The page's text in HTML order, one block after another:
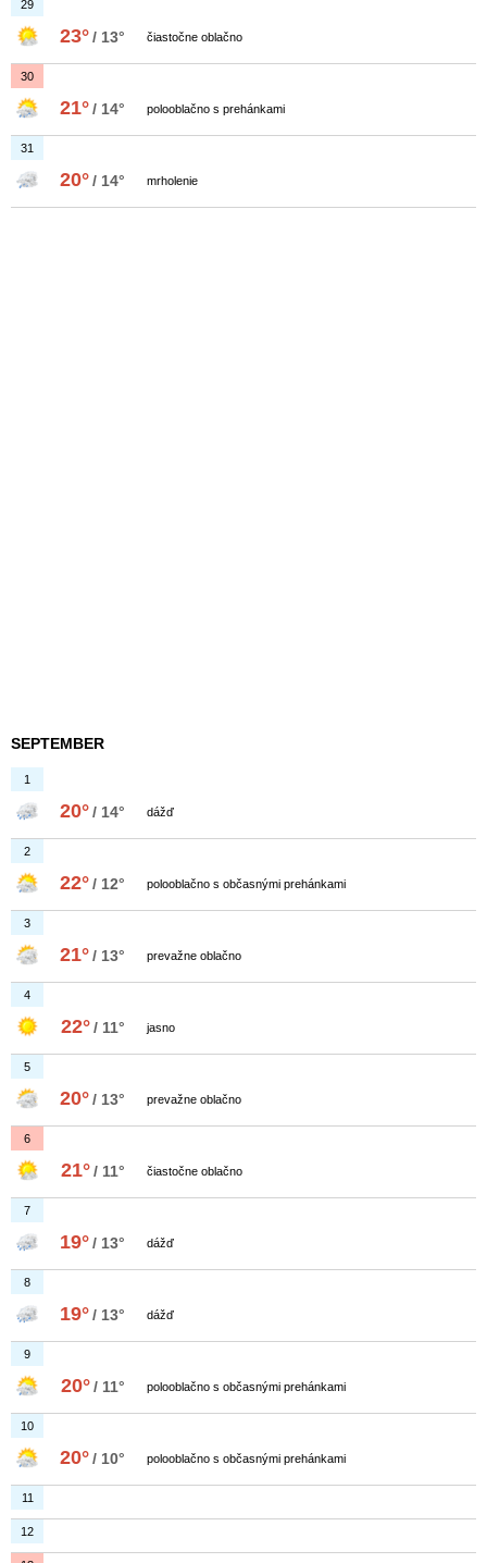
29
23°/ 13° čiastočne oblačno
30
21°/ 14° polooblačno s prehánkami
31
20°/ 14° mrholenie
SEPTEMBER
1
20°/ 14° dážď
2
22°/ 12° polooblačno s občasnými prehánkami
3
21°/ 13° prevažne oblačno
4
22° / 11° jasno
5
20°/ 13° prevažne oblačno
6
21° / 11° čiastočne oblačno
7
19°/ 13° dážď
8
19°/ 13° dážď
9
20° / 11° polooblačno s občasnými prehánkami
10
20°/ 10° polooblačno s občasnými prehánkami
11
12